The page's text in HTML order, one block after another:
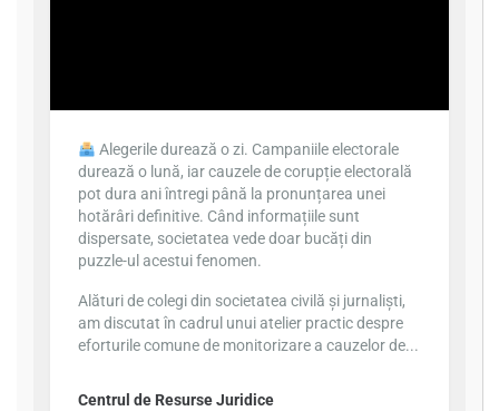
Alegerile durează o zi. Campaniile electorale
durează o lună, iar cauzele de corupție electorală
pot dura ani întregi până la pronunțarea unei
hotărâri definitive. Când informațiile sunt
dispersate, societatea vede doar bucăți din
puzzle-ul acestui fenomen.
Alături de colegi din societatea civilă și jurnaliști,
am discutat în cadrul unui atelier practic despre
eforturile comune de monitorizare a cauzelor de...
Centrul de Resurse Juridice